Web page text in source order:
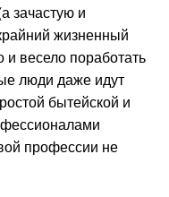
зачастую и
жизненный
весело поработать
люди даже идут
бытейской и
профессии не